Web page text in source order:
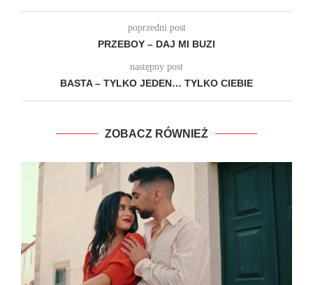
poprzedni post
PRZEBOY – DAJ MI BUZI
następny post
BASTA – TYLKO JEDEN… TYLKO CIEBIE
ZOBACZ RÓWNIEŻ